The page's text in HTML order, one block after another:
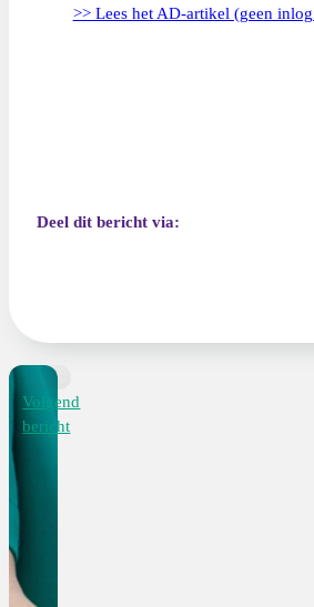
>> Lees het AD-artikel (geen
Deel dit bericht via:
Volgend
bericht